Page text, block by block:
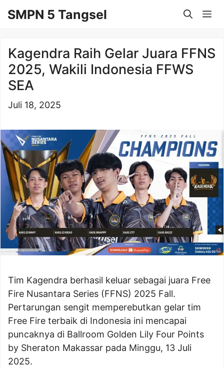
keSMPN 5 Tangsel
Kagendra Raih Gelar Juara FFNS
2025, Wakili Indonesia FFWS
SEA
Juli 18, 2025
Tim Kagendra berhasil keluar sebagai juara Free
Fire Nusantara Series (FFNS) 2025 Fall.
Pertarungan sengit memperebutkan gelar tim
Free Fire terbaik di Indonesia ini mencapai
puncaknya di Ballroom Golden Lily Four Points
by Sheraton Makassar pada Minggu, 13 Juli
2025.